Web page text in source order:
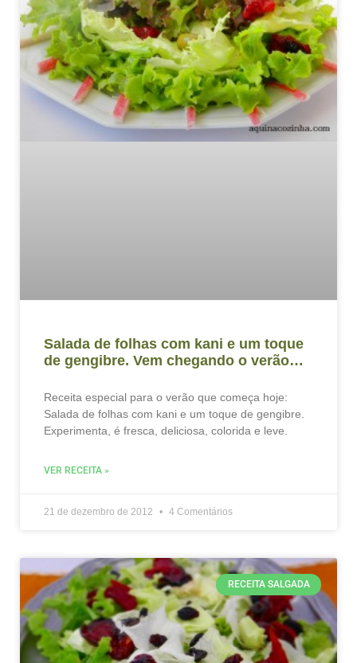
Salada de folhas com kani e um toque
de gengibre. Vem chegando o verão…
Receita especial para o verão que começa hoje:
Salada de folhas com kani e um toque de gengibre.
Experimenta, é fresca, deliciosa, colorida e leve.
VER RECEITA »
21 de dezembro de 2012 4 Comentários
RECEITA SALGADA